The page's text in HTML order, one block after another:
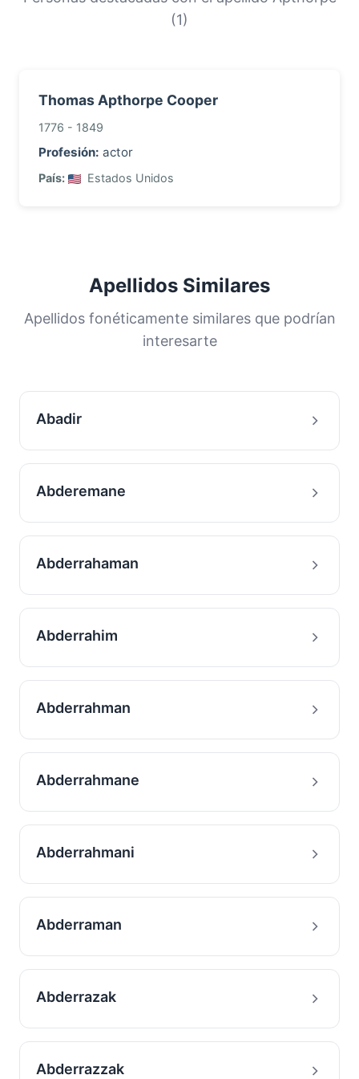
(1)
Thomas Apthorpe Cooper
1776 - 1849
Profesión: actor
País: Estados Unidos
Apellidos Similares
Apellidos fonéticamente similares que podrían
interesarte
Abadir
Abderemane
Abderrahaman
Abderrahim
Abderrahman
Abderrahmane
Abderrahmani
Abderraman
Abderrazak
Abderrazzak